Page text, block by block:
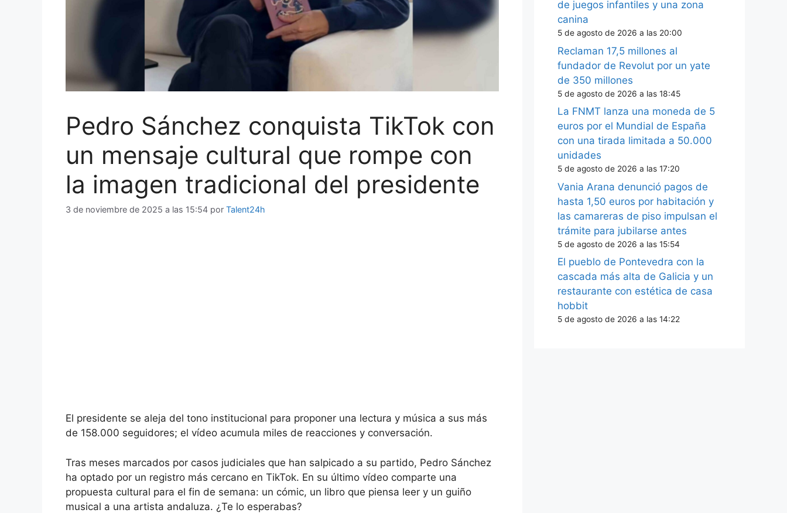
Pedro Sánchez conquista TikTok con
un mensaje cultural que rompe con
la imagen tradicional del presidente
3 de noviembre de 2025 a las 15:54 por Talent24h
El presidente se aleja del tono institucional para proponer una lectura y música a sus más
de 158.000 seguidores; el vídeo acumula miles de reacciones y conversación.
Tras meses marcados por casos judiciales que han salpicado a su partido, Pedro Sánchez
ha optado por un registro más cercano en TikTok. En su último vídeo comparte una
propuesta cultural para el fin de semana: un cómic, un libro que piensa leer y un guiño
musical a una artista andaluza. ¿Te lo esperabas?
de juegos infantiles y una zona
canina
5 de agosto de 2026 a las 20:00
Reclaman 17,5 millones al
fundador de Revolut por un yate
de 350 millones
5 de agosto de 2026 a las 18:45
La FNMT lanza una moneda de 5
euros por el Mundial de España
con una tirada limitada a 50.000
unidades
5 de agosto de 2026 a las 17:20
Vania Arana denunció pagos de
hasta 1,50 euros por habitación y
las camareras de piso impulsan el
trámite para jubilarse antes
5 de agosto de 2026 a las 15:54
El pueblo de Pontevedra con la
cascada más alta de Galicia y un
restaurante con estética de casa
hobbit
5 de agosto de 2026 a las 14:22